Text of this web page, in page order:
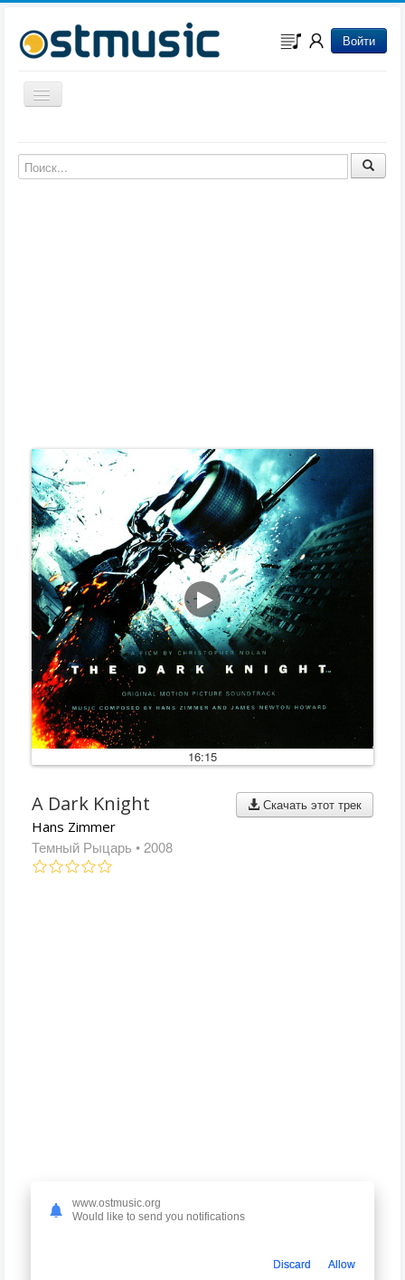
Войти
Включить/выключить навигацию
Музыка из мультфильмов
Музыка из сериалов
16:15
Скачать этот трек
A Dark Knight
Hans Zimmer
Темный Рыцарь • 2008
www.ostmusic.org
Would like to send you notifications
Discard Allow